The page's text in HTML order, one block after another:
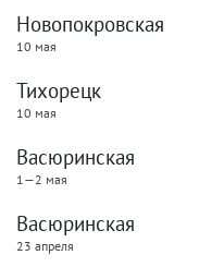
Новопокровская
10 мая
Тихорецк
10 мая
Васюринская
1—2 мая
Васюринская
23 апреля